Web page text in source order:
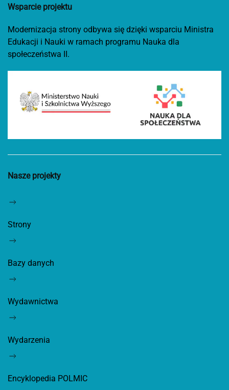
Wsparcie projektu
Modernizacja strony odbywa się dzięki wsparciu Ministra
Edukacji i Nauki w ramach programu Nauka dla
społeczeństwa II.
Nasze projekty
Strony
Bazy danych
Wydawnictwa
Wydarzenia
Encyklopedia POLMIC